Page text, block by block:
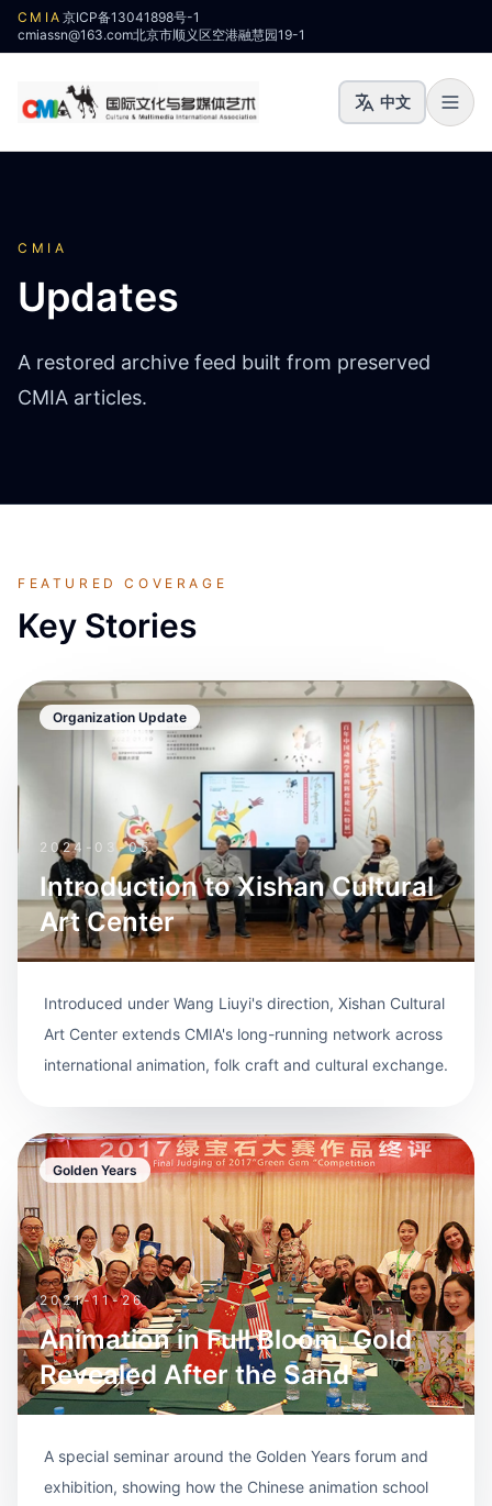
CMIA 京ICP备13041898号-1
cmiassn@163.com北京市顺义区空港融慧园19-1
中文
CMIA
Updates
A restored archive feed built from preserved
CMIA articles.
FEATURED COVERAGE
Key Stories
Organization Update
2024-03-05
Introduction to Xishan Cultural
Art Center
Introduced under Wang Liuyi's direction, Xishan Cultural
Art Center extends CMIA's long-running network across
international animation, folk craft and cultural exchange.
Golden Years
2021-11-26
Animation in Full Bloom, Gold
Revealed After the Sand
A special seminar around the Golden Years forum and
exhibition, showing how the Chinese animation school